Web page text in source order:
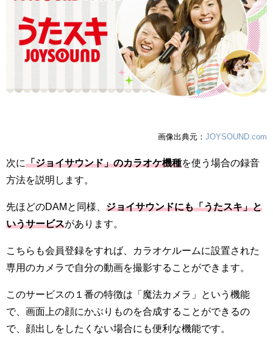
画像出典元： JOYSOUND.com
次に「ジョイサウンド」のカラオケ機種を使う場合の録音
方法を説明します。
先ほどのDAMと同様、 ジョイサウンドにも「うたスキ」と
いうサービスがあります。
こちらも会員登録をすれば、カラオケルームに設置された
専用のカメラで自分の動画を撮影することができます。
このサービスの１番の特徴は「魔法カメラ」という機能
で、画面上の顔にかぶりものを合成することができるの
で、顔出しをしたくない場合にも便利な機能です。